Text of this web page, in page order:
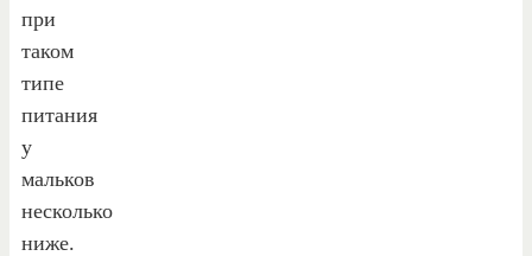
при
таком
типе
питания
у
мальков
несколько
ниже.